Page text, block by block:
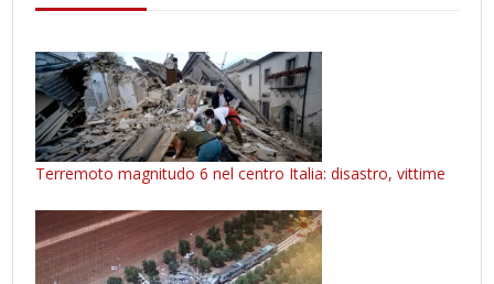
Terremoto magnitudo 6 nel centro Italia: disastro, vittime